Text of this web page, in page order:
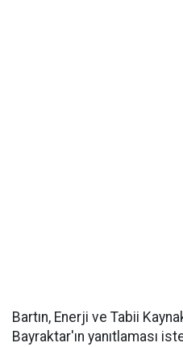
Bartın, Enerji ve Tabii
Bayraktar'ın yanıtlaması